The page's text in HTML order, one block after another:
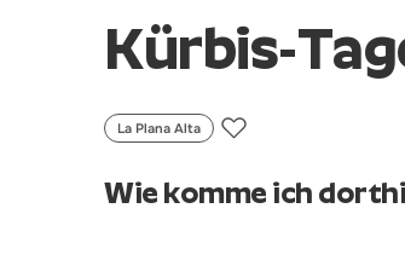
Kürbis-
La Plana Alta
Wie komme ich